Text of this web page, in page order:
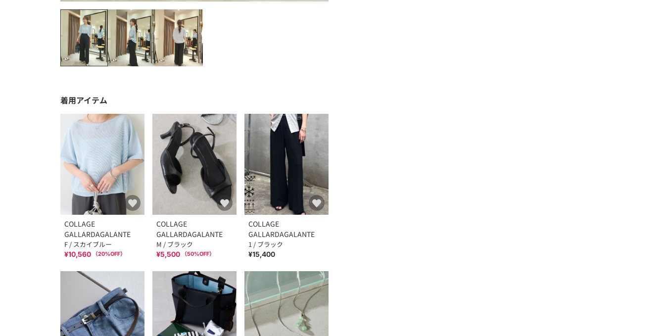
着用アイテム
COLLAGE
GALLARDAGALANTE
F / スカイブルー
¥10,560 （20%OFF）
COLLAGE
GALLARDAGALANTE
M / ブラック
¥5,500 （50%OFF）
COLLAGE
GALLARDAGALANTE
1 / ブラック
¥15,400